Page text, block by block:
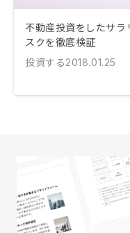
不動産投資をしたサラ
スクを徹底検証
投資する2018.01.25